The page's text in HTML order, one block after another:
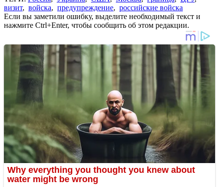
визит, войска, предупреждение, российские войска
Если вы заметили ошибку, выделите необходимый текст и
нажмите Ctrl+Enter, чтобы сообщить об этом редакции.